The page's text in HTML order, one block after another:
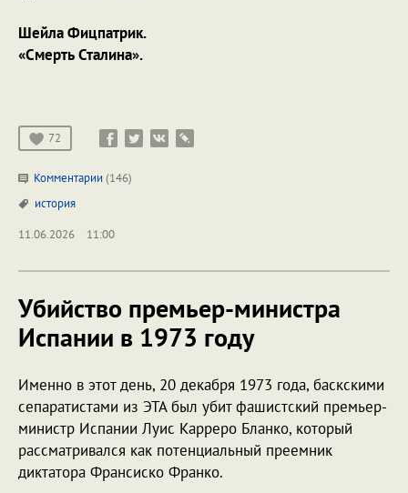
Шейла Фицпатрик.
«Смерть Сталина».
72
Комментарии (146)
история
11.06.2026
11:00
Убийство премьер-министра
Испании в 1973 году
Именно в этот день, 20 декабря 1973 года, баскскими
сепаратистами из ЭТА был убит фашистский премьер-
министр Испании Луис Карреро Бланко, который
рассматривался как потенциальный преемник
диктатора Франсиско Франко.